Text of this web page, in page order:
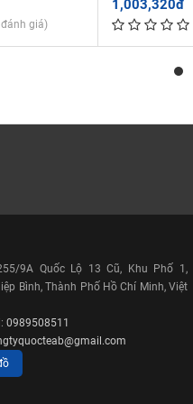
để tạo ra vật liệu có
ăn mòn khác cao. Sản
đánh giá)
1,003,320đ
9A Quốc Lộ 13 Cũ, Khu Phố 1,
Bình, Thành Phố Hồ Chí Minh, Việt
0989508511